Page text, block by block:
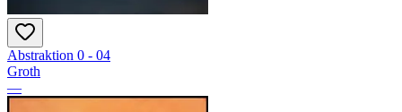
Abstraktion 0 - 04
Groth
—